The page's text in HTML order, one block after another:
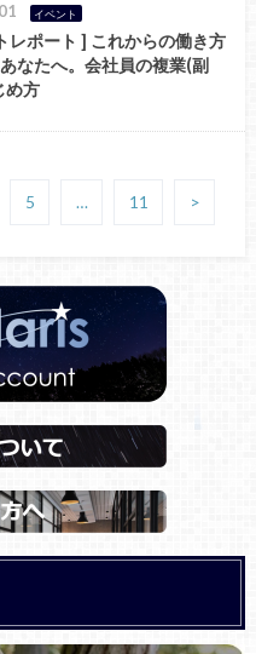
イベント
レポート ] これからの働き方
なたへ。会社員の複業(副
め方
5 … 11 >